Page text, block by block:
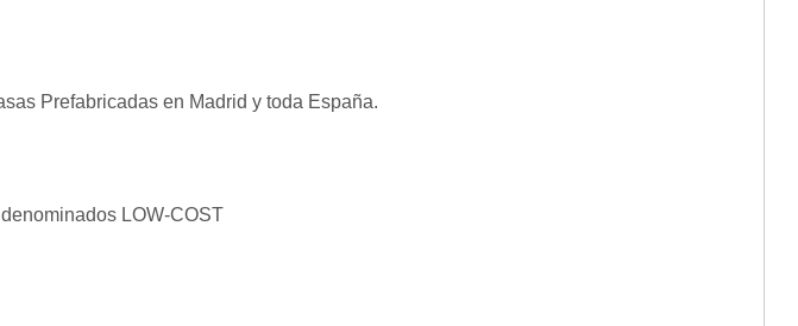
Prefabricadas en Madrid y toda España.
LOW-COST